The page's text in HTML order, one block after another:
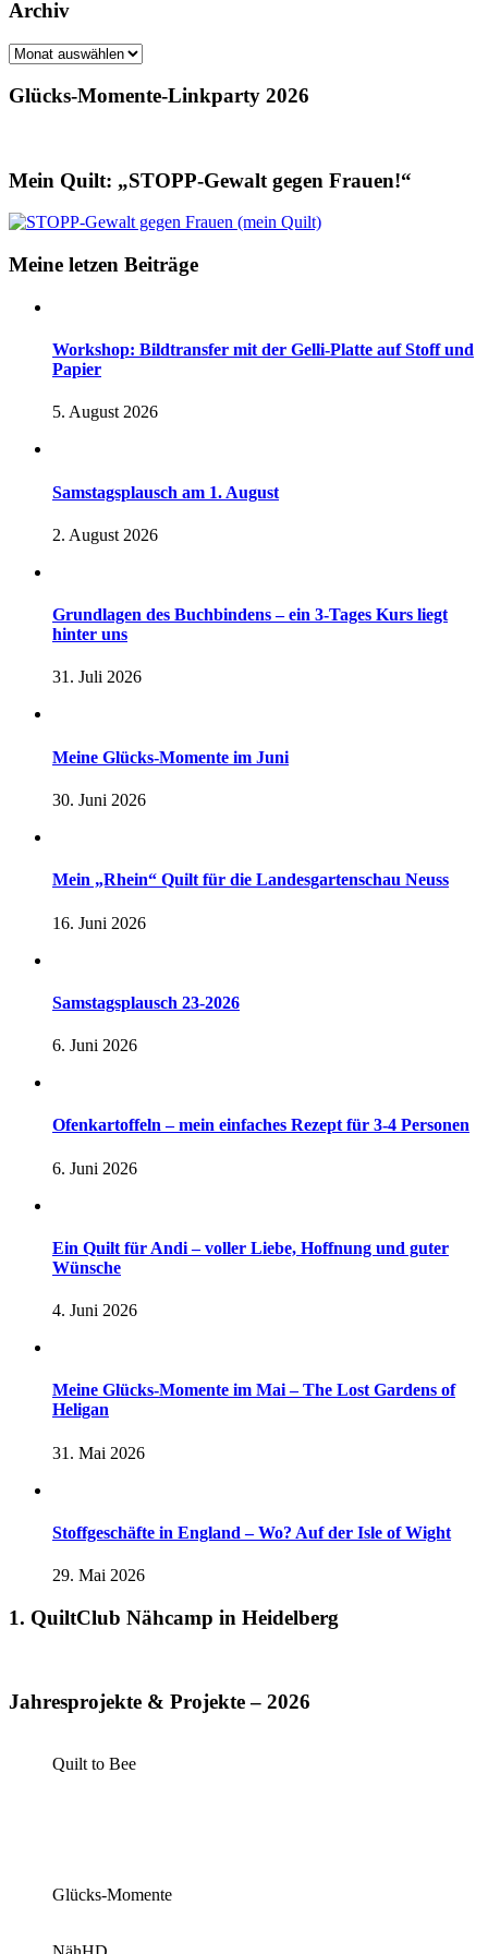
Archiv
Archiv
Glücks-Momente-Linkparty 2026
Mein Quilt: „STOPP-Gewalt gegen Frauen!“
Meine letzen Beiträge
Workshop: Bildtransfer mit der Gelli-Platte auf Stoff und
Papier
5. August 2026
Samstagsplausch am 1. August
2. August 2026
Grundlagen des Buchbindens – ein 3-Tages Kurs liegt
hinter uns
31. Juli 2026
Meine Glücks-Momente im Juni
30. Juni 2026
Mein „Rhein“ Quilt für die Landesgartenschau Neuss
16. Juni 2026
Samstagsplausch 23-2026
6. Juni 2026
Ofenkartoffeln – mein einfaches Rezept für 3-4 Personen
6. Juni 2026
Ein Quilt für Andi – voller Liebe, Hoffnung und guter
Wünsche
4. Juni 2026
Meine Glücks-Momente im Mai – The Lost Gardens of
Heligan
31. Mai 2026
Stoffgeschäfte in England – Wo? Auf der Isle of Wight
29. Mai 2026
1. QuiltClub Nähcamp in Heidelberg
Jahresprojekte & Projekte – 2026
Quilt to Bee
Glücks-Momente